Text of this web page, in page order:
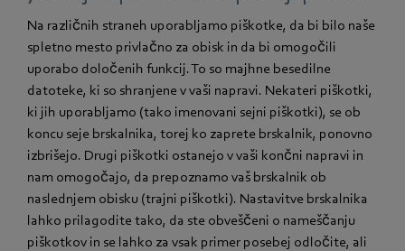
Na različnih straneh uporabljamo piškotke, da bi bilo naše
spletno mesto privlačno za obisk in da bi omogočili
uporabo določenih funkcij. To so majhne besedilne
datoteke, ki so shranjene v vaši napravi. Nekateri piškotki,
ki jih uporabljamo (tako imenovani sejni piškotki), se ob
koncu seje brskalnika, torej ko zaprete brskalnik, ponovno
izbrišejo. Drugi piškotki ostanejo v vaši končni napravi in
nam omogočajo, da prepoznamo vaš brskalnik ob
naslednjem obisku (trajni piškotki). Nastavitve brskalnika
lahko prilagodite tako, da ste obveščeni o nameščanju
piškotkov in se lahko za vsak primer posebej odločite, ali